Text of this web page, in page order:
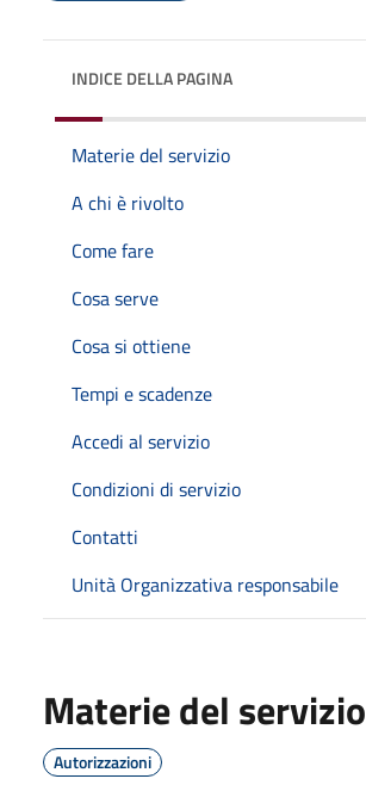
INDICE DELLA PAGINA
Materie del servizio
A chi è rivolto
Come fare
Cosa serve
Cosa si ottiene
Tempi e scadenze
Accedi al servizio
Condizioni di servizio
Contatti
Unità Organizzativa responsabile
Materie del servizio
Autorizzazioni